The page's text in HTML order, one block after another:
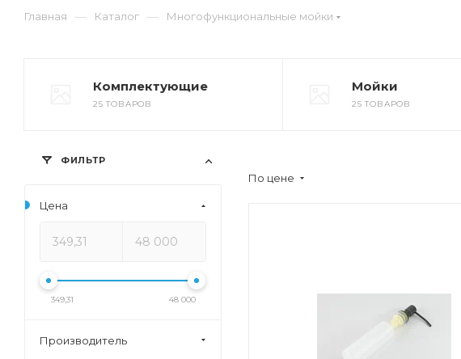
Главная — Каталог — Многофункциональные мойки
Комплектующие
25 ТОВАРОВ
Мойки
25 ТОВАРОВ
По цене
ФИЛЬТР
Цена
349,31 48 000
Производитель